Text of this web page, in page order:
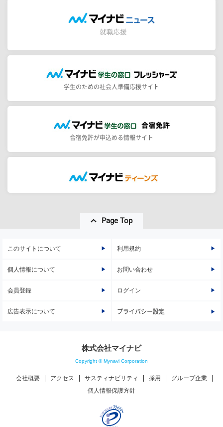
学生のための社会人準備応援サイト
合宿免許が申込める情報サイト
Page Top
このサイトについて 利用規約
個人情報について お問い合わせ
会員登録 ログイン
広告表示について プライバシー設定
株式会社マイナビ
Copyright © Mynavi Corporation
会社概要 アクセス サスティナビリティ 採用
グループ企業
個人情報保護方針